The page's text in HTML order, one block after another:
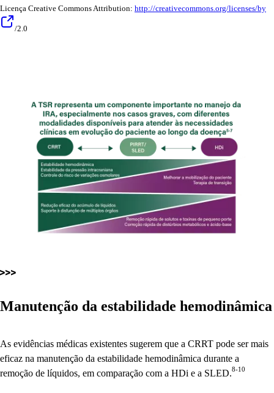
Licença Creative Commons Attribution: http://creativecommons.org/licenses/by
/2.0
Manutenção da estabilidade hemodinâmica
As evidências médicas existentes sugerem que a CRRT pode ser mais
eficaz na manutenção da estabilidade hemodinâmica durante a
remoção de líquidos, em comparação com a HDi e a SLED.8-10